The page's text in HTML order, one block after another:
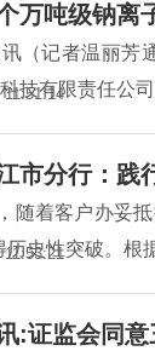
万吨级钠离
（记者温丽芳
技有限责任公
11:51:14
市分行：践
随着客户办妥
历史性突破。根
11:53:21
:证监会同